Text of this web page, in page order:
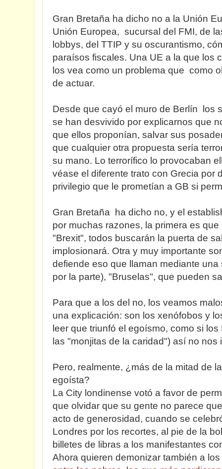
Gran Bretaña ha dicho no a la Unión
Unión Europea, sucursal del FMI, de
lobbys, del TTIP y su oscurantismo,
paraísos fiscales. Una UE a la que los
los vea como un problema que como
de actuar.
Desde que cayó el muro de Berlín los
se han desvivido por explicarnos que
que ellos proponían, salvar sus
que cualquier otra propuesta sería
su mano. Lo terrorífico lo provocaban
véase el diferente trato con Grecia por
privilegio que le prometían a GB si
Gran Bretaña ha dicho no, y el
por muchas razones, la primera es
"Brexit", todos buscarán la puerta de
implosionará. Otra y muy importante
defiende eso que llaman mediante
por la parte), "Bruselas", que pueden
Para que a los del no, los veamos
una explicación: son los xenófobos y
leer que triunfó el egoísmo, como si
las "monjitas de la caridad") así no
Pero, realmente, ¿más de la mitad de
egoísta?
La City londinense votó a favor de
que olvidar que su gente no parece
acto de generosidad, cuando se
Londres por los recortes, al pie de la
billetes de libras a los manifestantes
Ahora quieren demonizar también a